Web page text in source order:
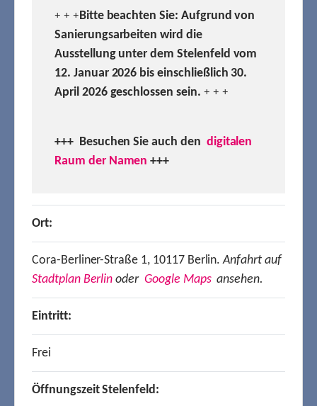
+ + +Bitte beachten Sie: Aufgrund von
Sanierungsarbeiten wird die
Ausstellung unter dem Stelenfeld vom
12. Januar 2026 bis einschließlich 30.
April 2026 geschlossen sein. + + +
+++ Besuchen Sie auch den digitalen
Raum der Namen +++
Ort:
Cora-Berliner-Straße 1, 10117 Berlin.Anfahrt auf
Stadtplan Berlin oder Google Mapsansehen.
Eintritt:
Frei
Öffnungszeit Stelenfeld: